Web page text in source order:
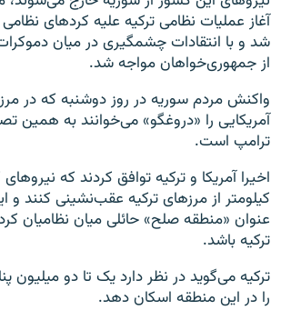
آغاز عملیات نظامی ترکیه علیه کرد‌های
شد و با انتقادات چشمگیری در میان
از جمهوری‌خواهان مواجه شد.
واکنش مردم سوریه در روز دوشنبه که در
آمریکایی را «دروغگو» می‌خوانند به همین
ترامپ است.
کیلومتر از مرزهای ترکیه عقب‌نشینی کنند و
عنوان «منطقه صلح» حائلی میان نظامیان
ترکیه باشد.
ترکیه می‌گوید در نظر دارد یک تا دو میلیون
را در این منطقه اسکان دهد.